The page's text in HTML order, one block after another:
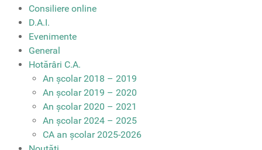
Consiliere online
D.A.I.
Evenimente
General
Hotărâri C.A.
An școlar 2018 – 2019
An școlar 2019 – 2020
An școlar 2020 – 2021
An școlar 2024 – 2025
CA an școlar 2025-2026